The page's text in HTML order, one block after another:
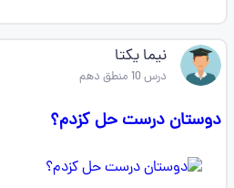
نیما یکتا
درس 10 منطق دهم
دوستان درست حل کزدم؟